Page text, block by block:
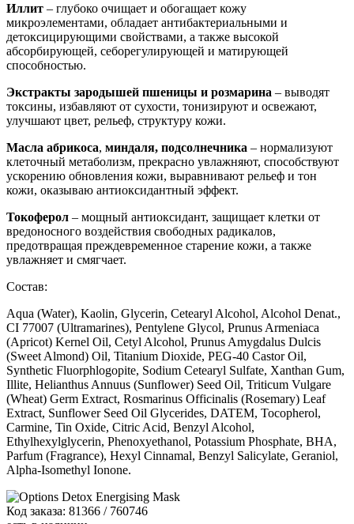
Иллит – глубоко очищает и обогащает кожу
микроэлементами, обладает антибактериальными и
детоксицирующими свойствами, а также высокой
абсорбирующей, себорегулирующей и матирующей
способностью.
Экстракты зародышей пшеницы и розмарина – выводят
токсины, избавляют от сухости, тонизируют и освежают,
улучшают цвет, рельеф, структуру кожи.
Масла абрикоса, миндаля, подсолнечника – нормализуют
клеточный метаболизм, прекрасно увлажняют, способствуют
ускорению обновления кожи, выравнивают рельеф и тон
кожи, оказываю антиоксидантный эффект.
Токоферол – мощный антиоксидант, защищает клетки от
вредоносного воздействия свободных радикалов,
предотвращая преждевременное старение кожи, а также
увлажняет и смягчает.
Состав:
Aqua (Water), Kaolin, Glycerin, Cetearyl Alcohol, Alcohol Denat.,
CI 77007 (Ultramarines), Pentylene Glycol, Prunus Armeniaca
(Apricot) Kernel Oil, Cetyl Alcohol, Prunus Amygdalus Dulcis
(Sweet Almond) Oil, Titanium Dioxide, PEG-40 Castor Oil,
Synthetic Fluorphlogopite, Sodium Cetearyl Sulfate, Xanthan Gum,
Illite, Helianthus Annuus (Sunflower) Seed Oil, Triticum Vulgare
(Wheat) Germ Extract, Rosmarinus Officinalis (Rosemary) Leaf
Extract, Sunflower Seed Oil Glycerides, DATEM, Tocopherol,
Carmine, Tin Oxide, Citric Acid, Benzyl Alcohol,
Ethylhexylglycerin, Phenoxyethanol, Potassium Phosphate, BHA,
Parfum (Fragrance), Hexyl Cinnamal, Benzyl Salicylate, Geraniol,
Alpha-Isomethyl Ionone.
Код заказа: 81366 / 760746